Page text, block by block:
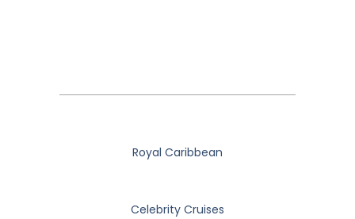
Royal Caribbean
Celebrity Cruises